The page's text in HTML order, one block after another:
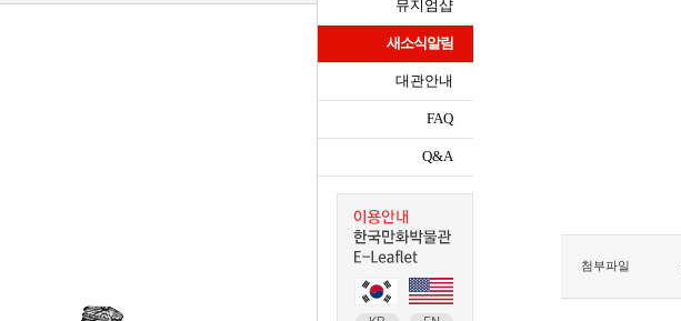
뮤지엄샵
새소식알림
대관안내
FAQ
Q&A
첨부파일